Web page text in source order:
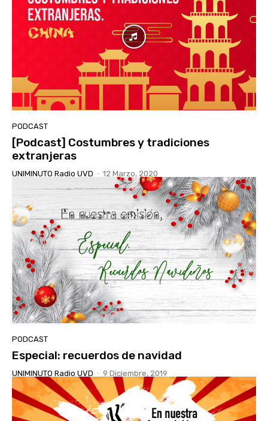
PODCAST
[Podcast] Costumbres y tradiciones
extranjeras
UNIMINUTO Radio UVD - 12 Marzo, 2020
PODCAST
Especial: recuerdos de navidad
UNIMINUTO Radio UVD - 9 Diciembre, 2019